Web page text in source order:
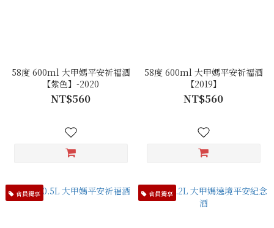
58度 600ml 大甲媽平安祈福酒
【紫色】-2020
NT$560
58度 600ml 大甲媽平安祈福酒
【2019】
NT$560
會員獨享 會員獨享